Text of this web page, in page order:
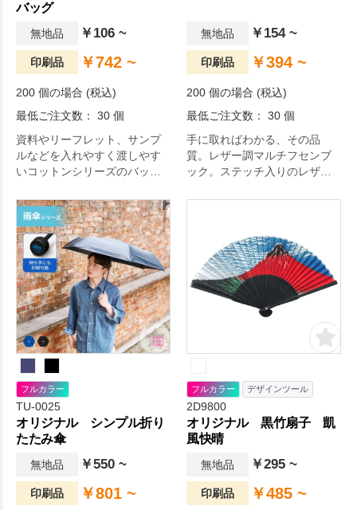
バッグ
無地品 ￥106 ~
印刷品 ￥742 ~
200 個の場合 (税込)
最低ご注文数： 30 個
資料やリーフレット、サンプ
ルなどを入れやすく渡しやす
いコットンシリーズのバッグ
で名入れも際立ちプロモーシ
ョン効果大。薄く軽量ながら
も丈夫さも兼ね備えた3.5オン
ス生地は、比較的リーズナブ
ルな分、汎用性の高い販促品
です。
無地品 ￥154 ~
印刷品 ￥394 ~
200 個の場合 (税込)
最低ご注文数： 30 個
手に取ればわかる、その品
質。レザー調マルチフセンブ
ック。ステッチ入りのレザー
くと4サイズ8色の付箋が綴じ
わせて使い分けられる便利な
付箋セットです。
フルカラー
TU-0025
オリジナル シンプル折り
たたみ傘
無地品 ￥550 ~
印刷品 ￥801 ~
フルカラー デザインツール
2D9800
オリジナル 黒竹扇子 凱
風快晴
無地品 ￥295 ~
印刷品 ￥485 ~